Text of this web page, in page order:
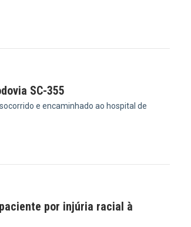
SC-355
e encaminhado ao hospital de
por injúria racial à